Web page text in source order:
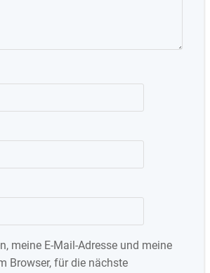
meine E-Mail-Adresse und meine
Browser, für die nächste